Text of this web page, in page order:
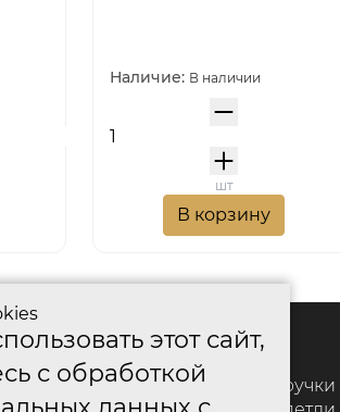
Наличие: В наличии
шт
В корзину
каталог
Дверные ручки
этот сайт,
с обработкой